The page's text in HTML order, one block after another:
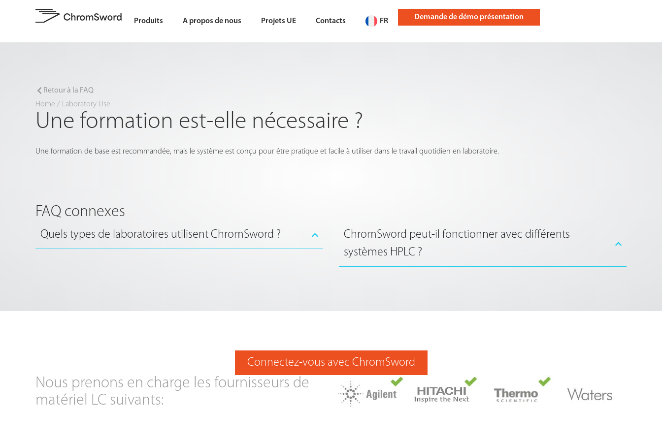
Produits A propos de nous Projets UE Contacts FR Demande de démo présentation
Retour à la FAQ
Home / Laboratory Use
Une formation est-elle nécessaire ?
Une formation de base est recommandée, mais le système est conçu pour être pratique et facile à utiliser dans le travail quotidien en laboratoire.
FAQ connexes
Quels types de laboratoires utilisent ChromSword ?
ChromSword peut-il fonctionner avec différents
systèmes HPLC ?
Connectez-vous avec ChromSword
Nous prenons en charge les fournisseurs de
matériel LC suivants: